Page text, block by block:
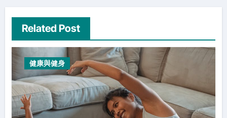
Related Post
健康與健身